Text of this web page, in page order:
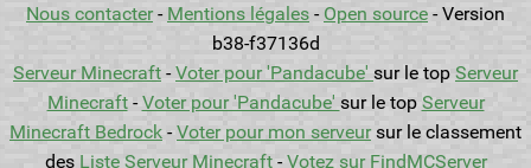
Nous contacter - Mentions légales -Open source - Version
b38-f37136d
Serveur Minecraft -Voter pour 'Pandacube' sur le top Serveur
Minecraft-Voter pour 'Pandacube' sur le top Serveur
Minecraft Bedrock -Voter pour mon serveursur le classement
des Liste Serveur Minecraft-Votez sur FindMCServer